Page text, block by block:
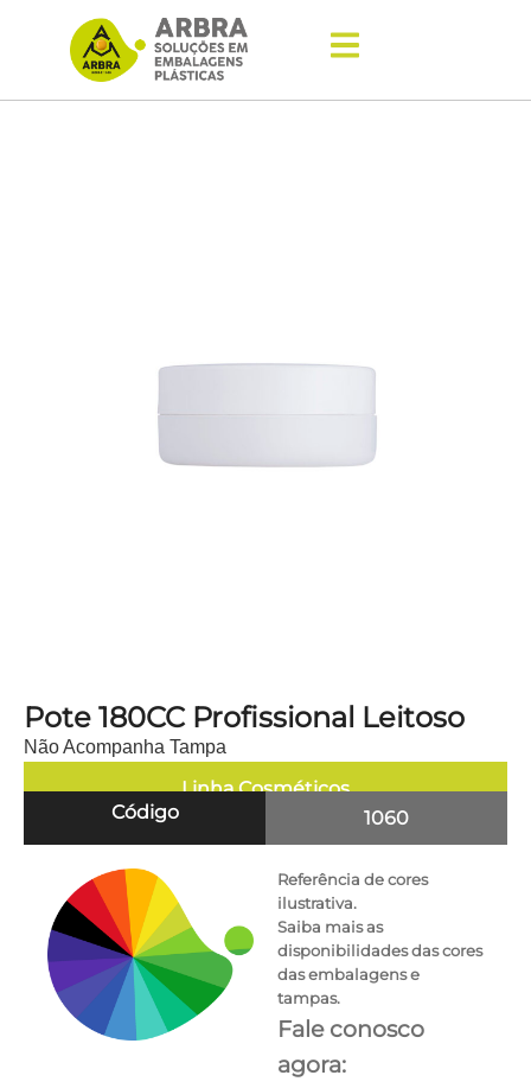
Pote 180CC Profissional Leitoso
Não Acompanha Tampa
Linha Cosméticos
Código
1060
Referência de cores
ilustrativa.
Saiba mais as
disponibilidades das cores
das embalagens e
tampas.
Fale conosco
agora: